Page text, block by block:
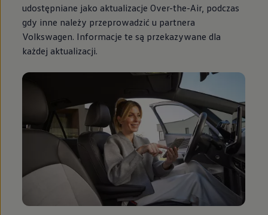
udostępniane jako aktualizacje Over-the-Air, podczas
gdy inne należy przeprowadzić u partnera
Volkswagen. Informacje te są przekazywane dla
każdej aktualizacji.